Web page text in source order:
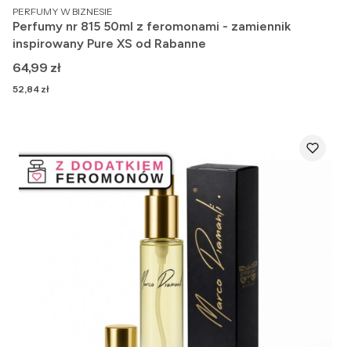
PRODUCENT
PERFUMY W BIZNESIE
Perfumy nr 815 50ml z feromonami - zamiennik
inspirowany Pure XS od Rabanne
Cena
64,99 zł
Cena
52,84 zł